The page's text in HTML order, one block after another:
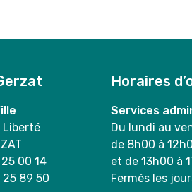
Liberté
00 14
25 89 50
Horaires
Services
Du lundi au
de 8h00 à
et de 13h00 à
Fermés les